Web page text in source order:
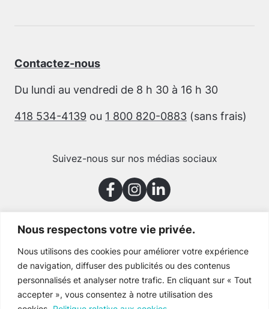
Nous respectons votre vie privée.
Nous utilisons des cookies pour améliorer votre expérience
de navigation, diffuser des publicités ou des contenus
personnalisés et analyser notre trafic. En cliquant sur « Tout
accepter », vous consentez à notre utilisation des
Contactez-nous
Du lundi au vendredi de 8 h 30 à 16 h 30
418 534-4139 ou 1 800 820-0883 (sans frais)
Suivez-nous sur nos médias sociaux
Merci à nos partenaires